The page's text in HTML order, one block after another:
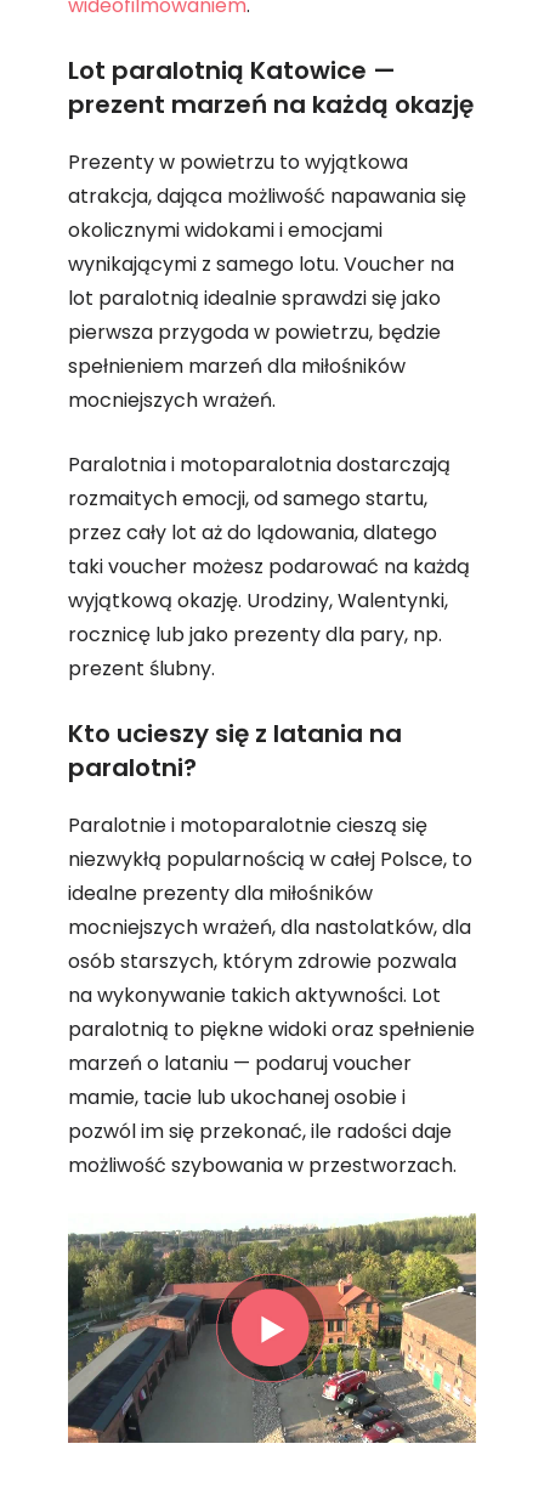
Lot paralotnią Katowice —
prezent marzeń na każdą okazję
Prezenty w powietrzu to wyjątkowa
atrakcja, dająca możliwość napawania się
okolicznymi widokami i emocjami
wynikającymi z samego lotu. Voucher na
lot paralotnią idealnie sprawdzi się jako
pierwsza przygoda w powietrzu, będzie
spełnieniem marzeń dla miłośników
mocniejszych wrażeń.
Paralotnia i motoparalotnia dostarczają
rozmaitych emocji, od samego startu,
przez cały lot aż do lądowania, dlatego
taki voucher możesz podarować na każdą
wyjątkową okazję. Urodziny, Walentynki,
rocznicę lub jako prezenty dla pary, np.
prezent ślubny.
Kto ucieszy się z latania na
paralotni?
Paralotnie i motoparalotnie cieszą się
niezwykłą popularnością w całej Polsce, to
idealne prezenty dla miłośników
mocniejszych wrażeń, dla nastolatków, dla
osób starszych, którym zdrowie pozwala
na wykonywanie takich aktywności. Lot
paralotnią to piękne widoki oraz spełnienie
marzeń o lataniu — podaruj voucher
mamie, tacie lub ukochanej osobie i
pozwól im się przekonać, ile radości daje
możliwość szybowania w przestworzach.